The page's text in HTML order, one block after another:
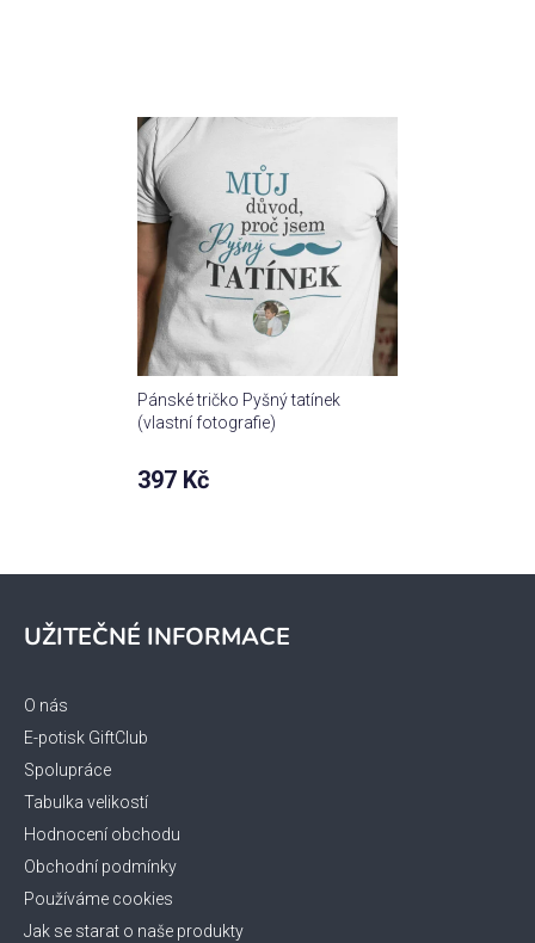
Pánské tričko Pyšný tatínek
(vlastní fotografie)
397 Kč
UŽITEČNÉ INFORMACE
O nás
E-potisk GiftClub
Spolupráce
Tabulka velikostí
Hodnocení obchodu
Obchodní podmínky
Používáme cookies
Jak se starat o naše produkty